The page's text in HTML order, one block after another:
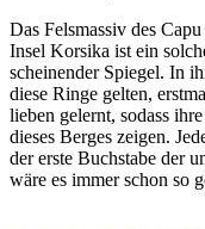
Das Felsmassiv des
Insel Korsika ist ein
scheinender Spiegel. In
diese Ringe gelten,
lieben gelernt, sodass
dieses Berges zeigen.
der erste Buchstabe der
wäre es immer schon so